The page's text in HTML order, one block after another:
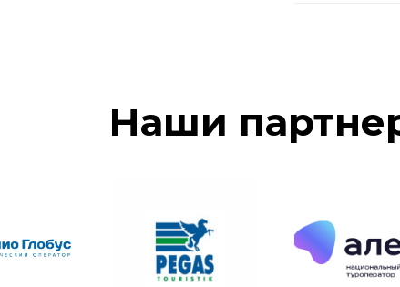
Наши